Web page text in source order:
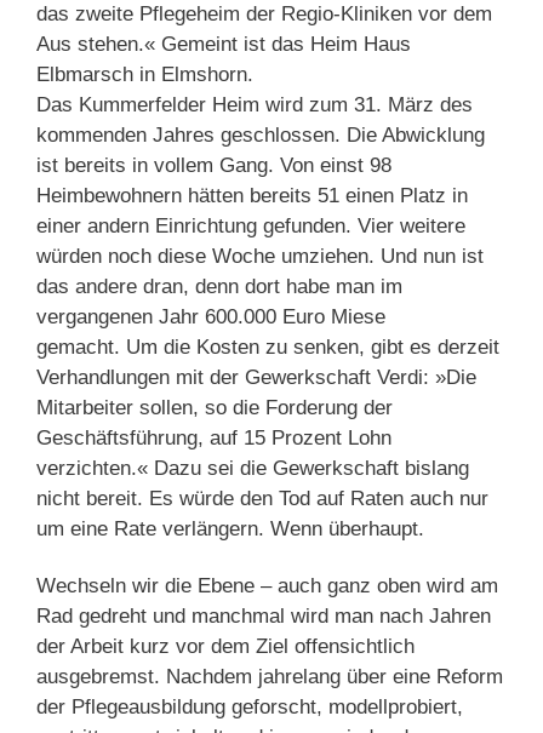
das zweite Pflegeheim der Regio-Kliniken vor dem
Aus stehen.« Gemeint ist das Heim Haus
Elbmarsch in Elmshorn.
Das Kummerfelder Heim wird zum 31. März des
kommenden Jahres geschlossen. Die Abwicklung
ist bereits in vollem Gang. Von einst 98
Heimbewohnern hätten bereits 51 einen Platz in
einer andern Einrichtung gefunden. Vier weitere
würden noch diese Woche umziehen. Und nun ist
das andere dran, denn dort habe man im
vergangenen Jahr 600.000 Euro Miese
gemacht. Um die Kosten zu senken, gibt es derzeit
Verhandlungen mit der Gewerkschaft Verdi: »Die
Mitarbeiter sollen, so die Forderung der
Geschäftsführung, auf 15 Prozent Lohn
verzichten.« Dazu sei die Gewerkschaft bislang
nicht bereit. Es würde den Tod auf Raten auch nur
um eine Rate verlängern. Wenn überhaupt.
Wechseln wir die Ebene – auch ganz oben wird am
Rad gedreht und manchmal wird man nach Jahren
der Arbeit kurz vor dem Ziel offensichtlich
ausgebremst. Nachdem jahrelang über eine Reform
der Pflegeausbildung geforscht, modellprobiert,